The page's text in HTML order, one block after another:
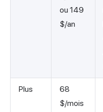
ou 149
$/an
Plus
68
$/mois